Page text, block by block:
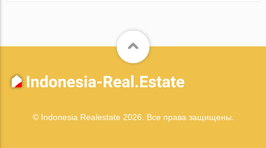
© Indonesia Realestate 2026. Все права защищены.